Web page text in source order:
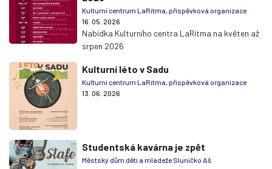
Kulturní centrum LaRitma, příspěvková organizace
16. 05. 2026
Nabídka Kulturního centra LaRitma na květen až
srpen 2026
Kulturní léto v Sadu
Kulturní centrum LaRitma, příspěvková organizace
13. 06. 2026
Studentská kavárna je zpět
Městský dům dětí a mládeže Sluníčko Aš